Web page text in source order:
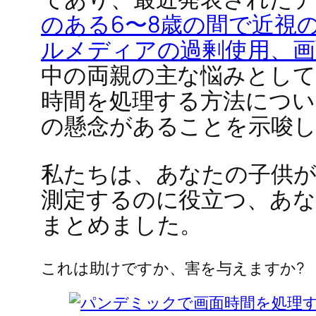
のある6〜8歳の間で近視
ルメディアの過剰使用、
中の両親の主な悩みとし
時間を処理する方法につ
の懸念があることを示唆
私たちは、あなたの子供
測定するのに役立つ、あ
まとめました。
これは助けですか、害を与えますか?